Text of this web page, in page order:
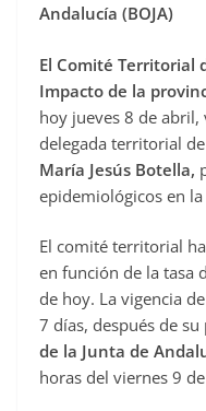
Andalucía (BOJA)
El Comité Territorial
Impacto de la
hoy jueves 8 de
delegada territorial
María Jesús Botella,
epidemiológicos en
El comité territorial
en función de la tasa
de hoy. La vigencia
7 días, después de
de la Junta de
horas del viernes 9